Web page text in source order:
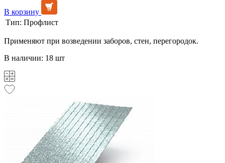
В корзину
Тип: Профлист
Применяют при возведении заборов, стен, перегородок.
В наличии: 18 шт